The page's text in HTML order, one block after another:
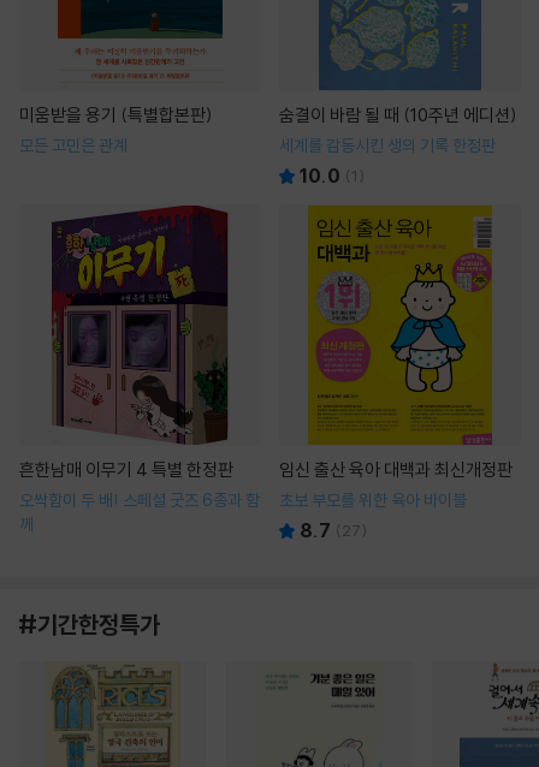
미움받을 용기 (특별합본판)
모든 고민은 관계
숨결이 바람 될 때 (10주년 에디션)
세계를 감동시킨 생의 기록 한정판
10.0 (1 )
흔한남매 이무기 4 특별 한정판
오싹함이 두 배! 스페셜 굿즈 6종과 함
께
임신 출산 육아 대백과 최신개정판
초보 부모를 위한 육아 바이블
8.7 ( 27)
#기간한정특가